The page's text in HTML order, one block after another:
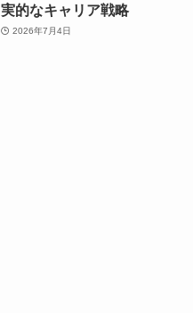
実的なキャリア戦略
2026年7月4日